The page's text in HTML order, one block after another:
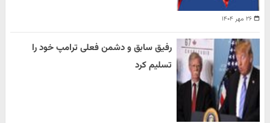
۲۶ مهر ۱۴۰۴
رفیق سابق و دشمن فعلی ترامپ خود را
تسلیم کرد